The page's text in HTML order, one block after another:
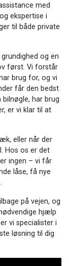
med
ekspertise i
til både private
og en
først. Vi forstår
brug for, og vi
får den bedst
har brug
er vi klar til at
eller når der
Hos os er det
ingen – vi får
låse, få nye
på vejen, og
hjælp
vi specialister i
løsning til dig